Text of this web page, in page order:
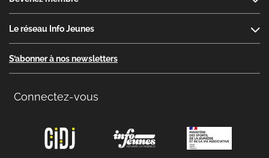
Le réseau Info Jeunes
S’abonner à nos newsletters
Connectez-vous